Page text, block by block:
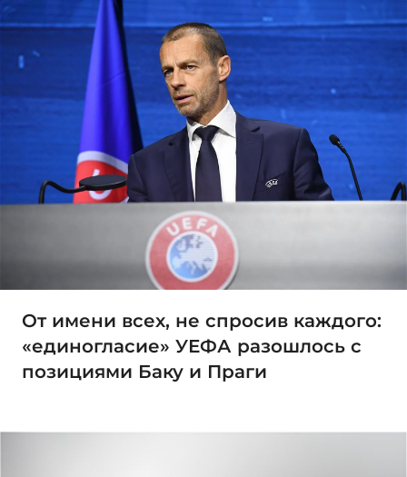
От имени всех, не спросив каждого:
«единогласие» УЕФА разошлось с
позициями Баку и Праги